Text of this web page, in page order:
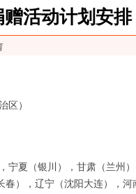
活动计划安排
）
夏（银川），甘肃（兰州）
），辽宁（沈阳大连），河